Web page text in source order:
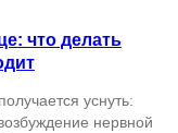
что делать
уснуть:
нервной